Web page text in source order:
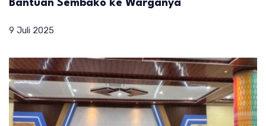
Bantuan Sembako ke Warganya
9 Juli 2025